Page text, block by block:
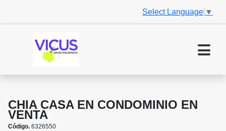
Select Language ▼
CHIA CASA EN CONDOMINIO EN
VENTA
Código. 6326550